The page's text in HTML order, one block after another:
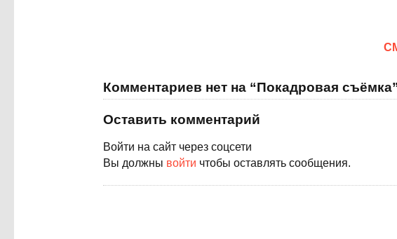
Комментариев нет на “Покадровая съёмка”
Оставить комментарий
Войти на сайт через соцсети
Вы должны войти чтобы оставлять сообщения.